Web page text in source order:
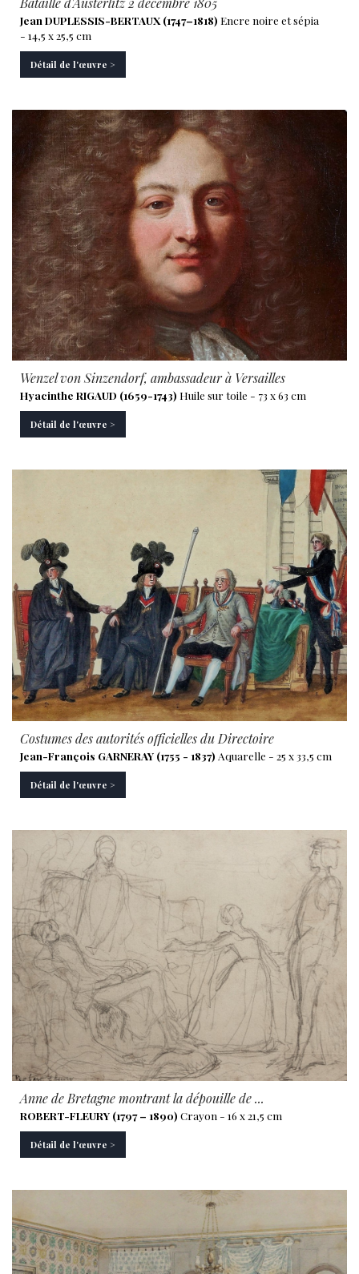
Jean DUPLESSIS-BERTAUX (1747–1818) Encre noire et sépia
- 14,5 x 25,5 cm
Détail de l'œuvre >
Wenzel von Sinzendorf, ambassadeur à Versailles
Hyacinthe RIGAUD (1659-1743) Huile sur toile - 73 x 63 cm
Détail de l'œuvre >
Costumes des autorités officielles du Directoire
Jean-François GARNERAY (1755 - 1837) Aquarelle - 25 x 33,5 cm
Détail de l'œuvre >
Anne de Bretagne montrant la dépouille de ...
ROBERT-FLEURY (1797 – 1890) Crayon - 16 x 21,5 cm
Détail de l'œuvre >